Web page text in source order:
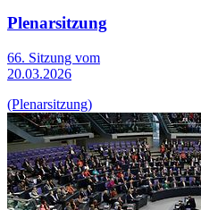
Plenarsitzung
66. Sitzung vom
20.03.2026
(Plenarsitzung)